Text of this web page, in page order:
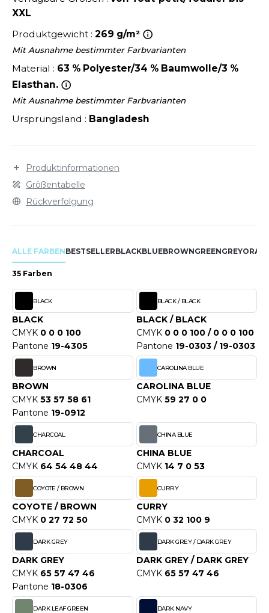
LABEL / TEAR AWAY
HIVIZ
UND JACKEN
OF THE LOOM
OF THE LOOM VINTAGE
- BLANKS
COOL
HOODS
T'S
SERIE
XXL
Produktgewicht : 269 g/m²
Mit Ausnahme bestimmter Farbvarianten
Material : 63 % Polyester/34 % Baumwolle/3 %
Elasthan.
Mit Ausnahme bestimmter Farbvarianten
Ursprungsland : Bangladesh
Produktinformationen
Größentabelle
Rückverfolgung
ALLE FARBENBESTSELLERBLACKBLUEBROWNGREENGREY
35 Farben
BLACK
BLACK
CMYK 0 0 0 100
Pantone 19-4305
BLACK / BLACK
BLACK / BLACK
CMYK 0 0 0 100 / 0 0 0 100
Pantone 19-0303 / 19-0303
BROWN
BROWN
CMYK 53 57 58 61
Pantone 19-0912
CAROLINA BLUE
CAROLINA BLUE
CMYK 59 27 0 0
CHARCOAL
CHARCOAL
CMYK 64 54 48 44
CHINA BLUE
CHINA BLUE
CMYK 14 7 0 53
COYOTE / BROWN
COYOTE / BROWN
CMYK 0 27 72 50
CURRY
CURRY
CMYK 0 32 100 9
DARK GREY
DARK GREY
CMYK 65 57 47 46
Pantone 18-0306
DARK GREY / DARK GREY
DARK GREY / DARK GREY
CMYK 65 57 47 46
DARK LEAF GREEN DARK NAVY